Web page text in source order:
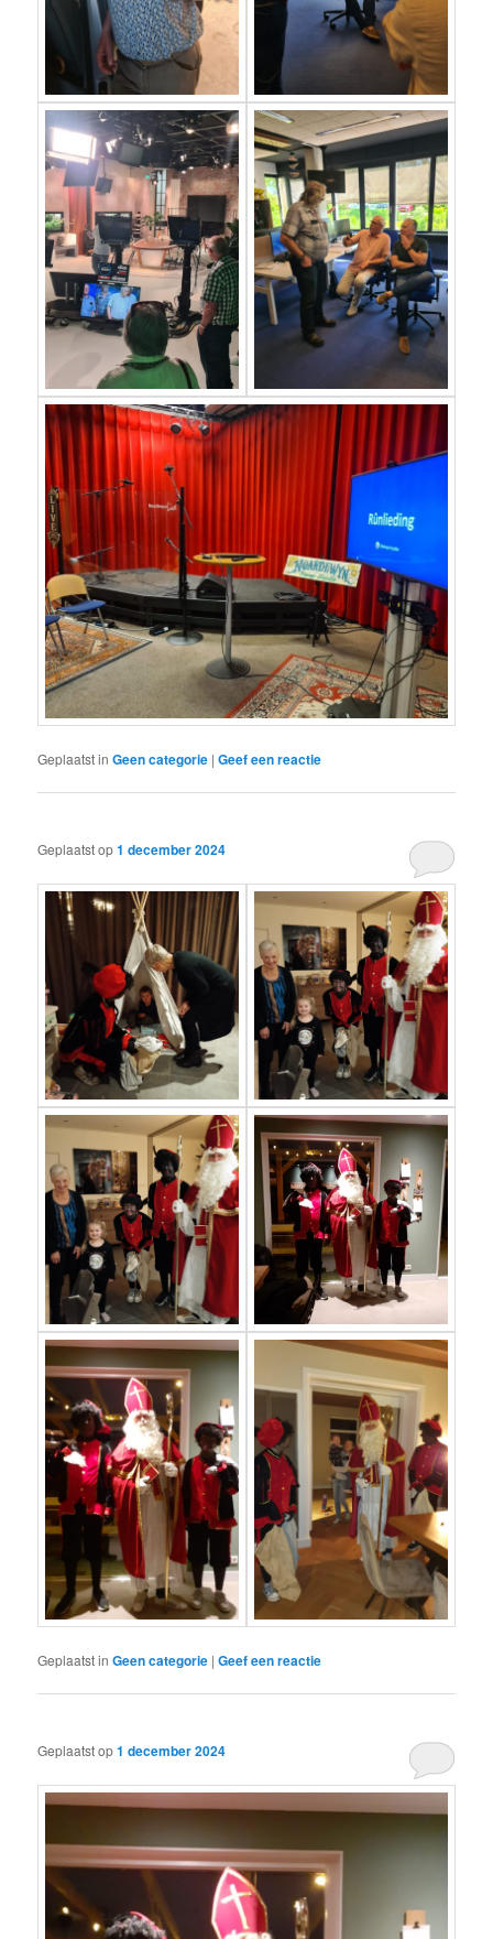
Geplaatst in Geen categorie |Geef een reactie
Geplaatst op1 december 2024
Geplaatst in Geen categorie |Geef een reactie
Geplaatst op1 december 2024